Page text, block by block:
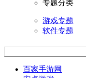
专题分类
游戏专题
软件专题
百家手游网